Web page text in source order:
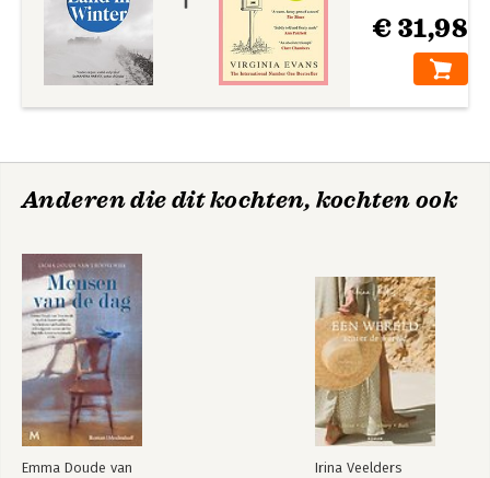
€ 31,98
Anderen die dit kochten, kochten ook
Emma Doude van Irina Veelders